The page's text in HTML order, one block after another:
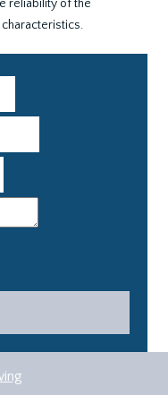
reliability of the